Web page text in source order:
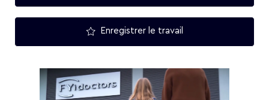
Enregistrer le travail